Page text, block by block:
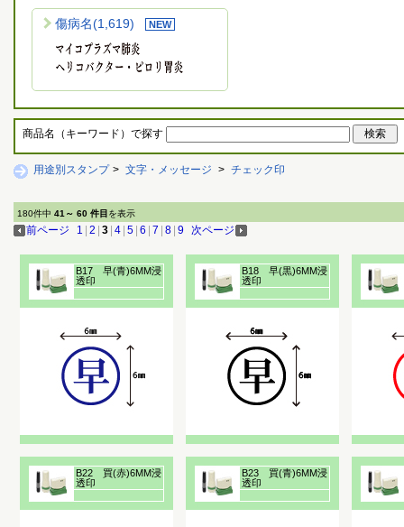
傷病名(1,619)
商品名（キーワード）で探す
用途別スタンプ > 文字・メッセージ > チェック印
180件中 41～ 60 件目 を表示
前ページ 1 2 3 4 5 6 7 8 9 次ページ
B17 早(青)6MM浸
透印
B18 早(黒)6MM浸
透印
B22 買(赤)6MM浸
透印
B23 買(青)6MM浸
透印